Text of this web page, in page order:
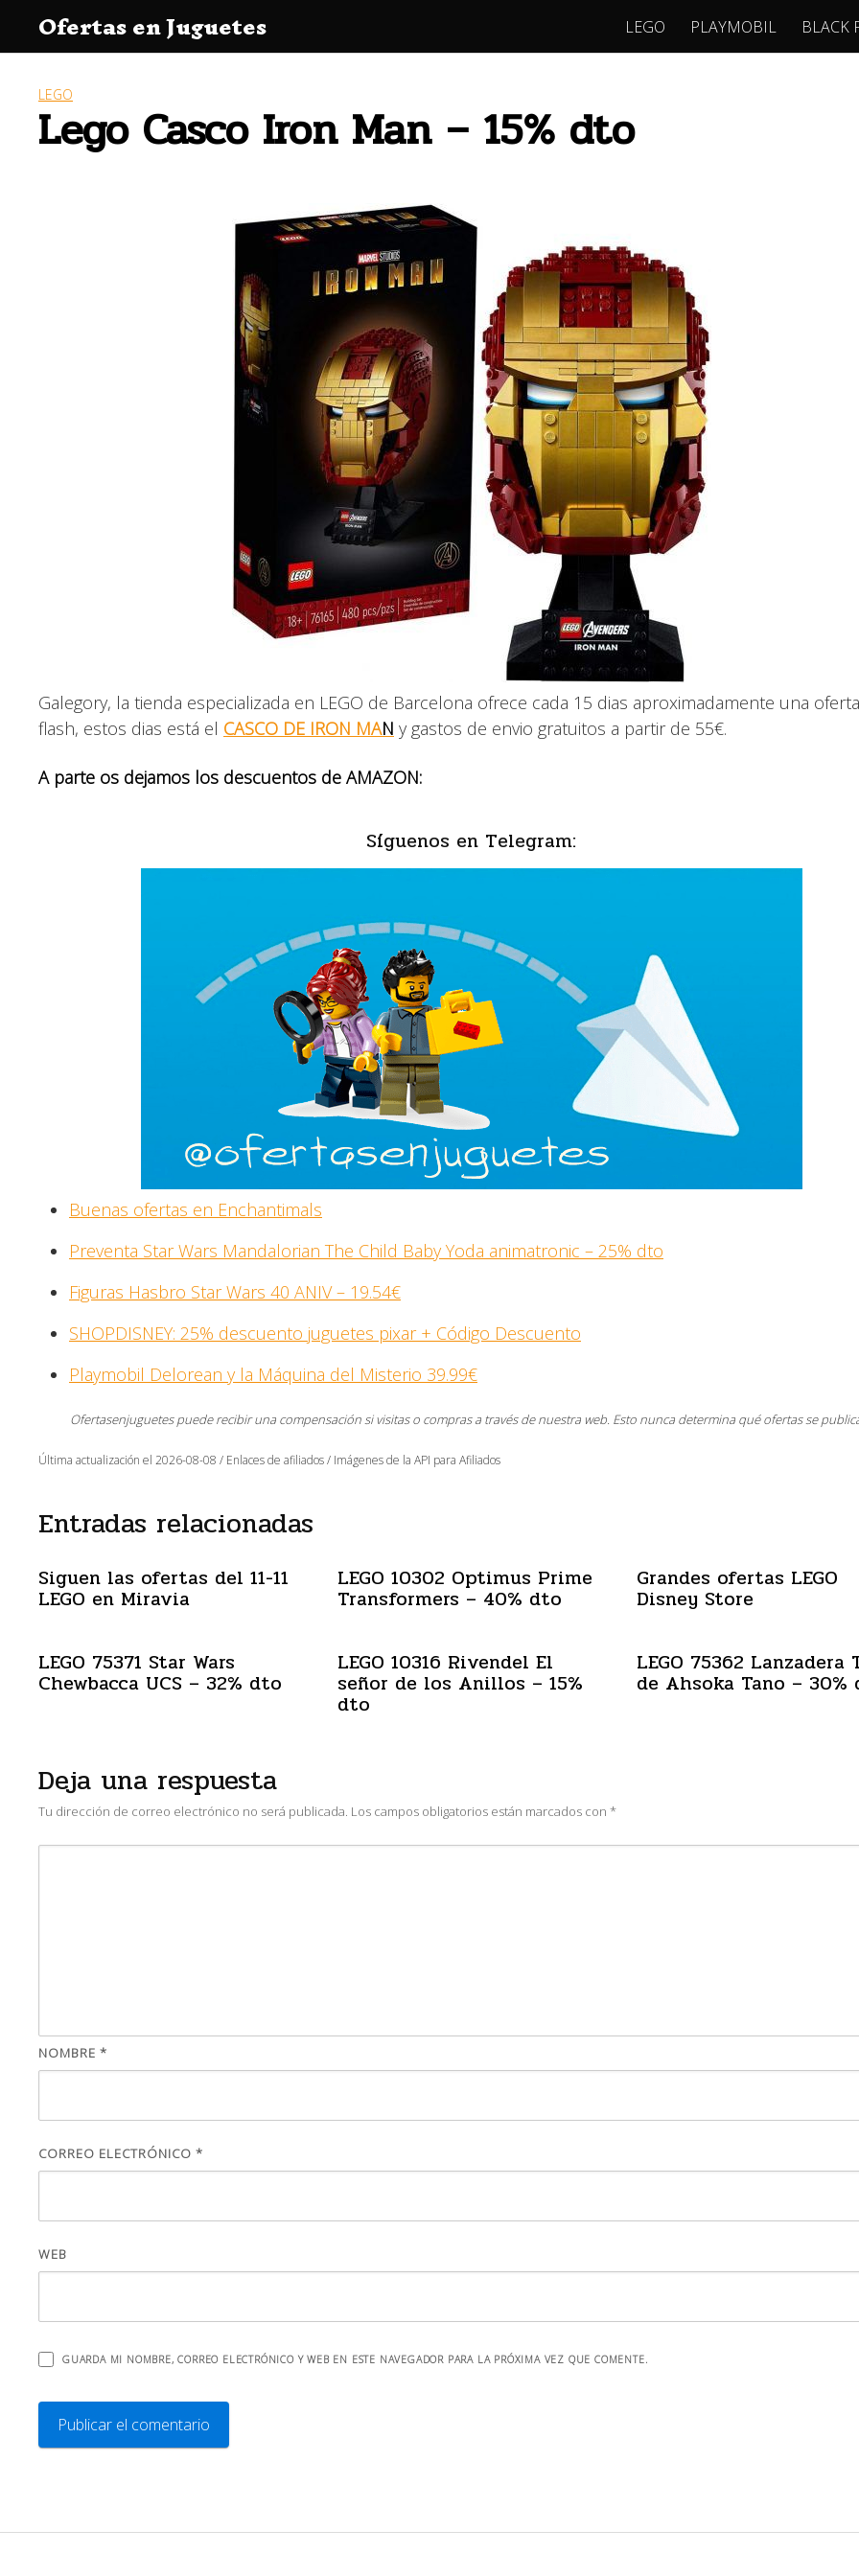
contenido
Ofertas en Juguetes LEGO PLAYMOBIL BLACK
LEGO
Lego Casco Iron Man – 15% dto
Galegory, la tienda especializada en LEGO de Barcelona ofrece cada 15 dias aproximadamente una oferta
flash, estos dias está el CASCO DE IRON MAN y gastos de envio gratuitos a partir de 55€.
A parte os dejamos los descuentos de AMAZON:
Síguenos en Telegram:
Buenas ofertas en Enchantimals
Preventa Star Wars Mandalorian The Child Baby Yoda animatronic – 25% dto
Figuras Hasbro Star Wars 40 ANIV – 19.54€
SHOPDISNEY: 25% descuento juguetes pixar + Código Descuento
Playmobil Delorean y la Máquina del Misterio 39.99€
Ofertasenjuguetes puede recibir una compensación si visitas o compras a través de nuestra web. Esto nunca determina qué ofertas se
Última actualización el 2026-08-08 / Enlaces de afiliados / Imágenes de la API para Afiliados
Entradas relacionadas
Siguen las ofertas del 11-11
LEGO en Miravia
LEGO 10302 Optimus Prime
Transformers – 40% dto
Grandes ofertas LEGO
Disney Store
LEGO 75371 Star Wars
Chewbacca UCS – 32% dto
LEGO 10316 Rivendel El
señor de los Anillos – 15%
dto
LEGO 75362 Lanzadera
de Ahsoka Tano – 30%
Deja una respuesta
Tu dirección de correo electrónico no será publicada. Los campos obligatorios están marcados con *
NOMBRE *
CORREO ELECTRÓNICO *
WEB
GUARDA MI NOMBRE, CORREO ELECTRÓNICO Y WEB EN ESTE NAVEGADOR PARA LA PRÓXIMA VEZ QUE COMENTE.